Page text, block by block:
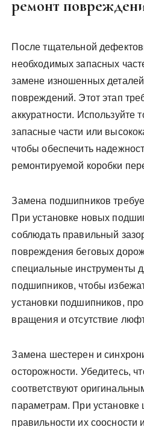
ремонт
После тщательной
необходимых запасных
замене изношенных
повреждений. Этот этап
аккуратности. Используйте
запасные части или
чтобы обеспечить
ремонтируемой коробки
Замена подшипников
При установке новых
соблюдать правильный
повреждения беговых
специальные инструменты
подшипников, чтобы
установки подшипников,
вращения и отсутствие
Замена шестерен и
осторожности. Убедитесь,
соответствуют
параметрам. При установке
правильности их соосности